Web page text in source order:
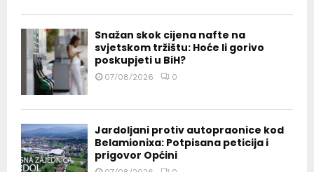
Snažan skok cijena nafte na
svjetskom tržištu: Hoće li gorivo
poskupjeti u BiH?
07/08/2026 0
Jardoljani protiv autopraonice kod
Belamionixa: Potpisana peticija i
prigovor Općini